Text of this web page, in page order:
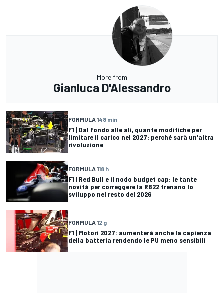
More from
Gianluca D'Alessandro
FORMULA 148 min
F1 | Dal fondo alle ali, quante modifiche per
limitare il carico nel 2027: perché sarà un'altra
rivoluzione
FORMULA 118 h
F1 | Red Bull e il nodo budget cap: le tante
novità per correggere la RB22 frenano lo
sviluppo nel resto del 2026
FORMULA 12 g
F1 | Motori 2027: aumenterà anche la capienza
della batteria rendendo le PU meno sensibili